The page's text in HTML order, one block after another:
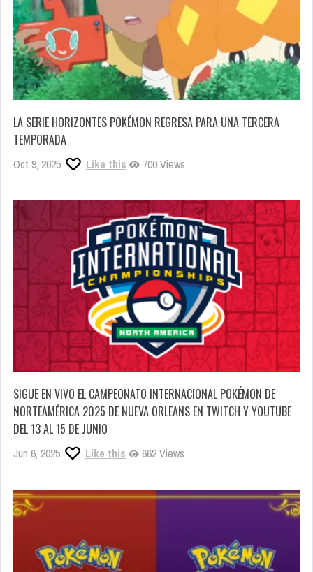
LA SERIE HORIZONTES POKÉMON REGRESA PARA UNA TERCERA
TEMPORADA
Oct 9, 2025 Like this 700 Views
SIGUE EN VIVO EL CAMPEONATO INTERNACIONAL POKÉMON DE
NORTEAMÉRICA 2025 DE NUEVA ORLEANS EN TWITCH Y YOUTUBE
DEL 13 AL 15 DE JUNIO
Jun 6, 2025 Like this 662 Views